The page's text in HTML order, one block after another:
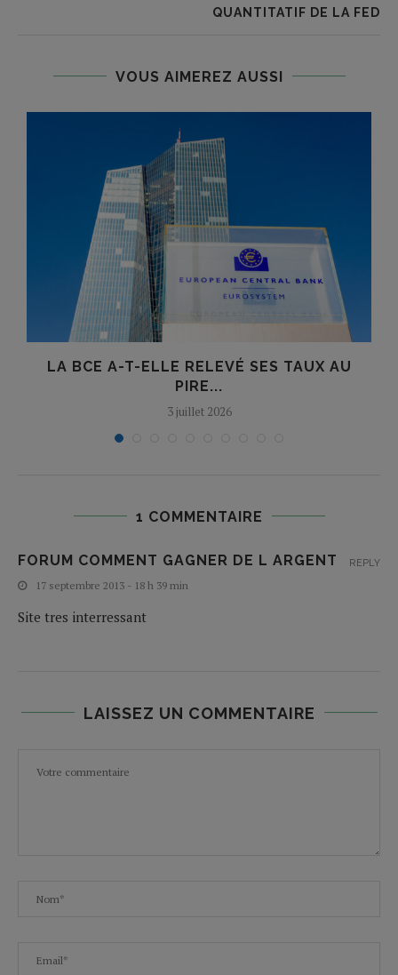
QUANTITATIF DE LA FED
VOUS AIMEREZ AUSSI
LA BCE A-T-ELLE RELEVÉ SES TAUX AU
PIRE...
3 juillet 2026
1 COMMENTAIRE
FORUM COMMENT GAGNER DE L ARGENT
17 septembre 2013 - 18 h 39 min
Site tres interressant
REPLY
LAISSEZ UN COMMENTAIRE